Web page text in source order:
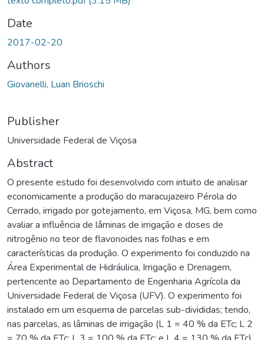
Date
2017-02-20
Authors
Giovanelli, Luan Brioschi
Publisher
Universidade Federal de Viçosa
Abstract
O presente estudo foi desenvolvido com intuito de analisar
economicamente a produção do maracujazeiro Pérola do
Cerrado, irrigado por gotejamento, em Viçosa, MG, bem como
avaliar a influência de lâminas de irrigação e doses de
nitrogênio no teor de flavonoides nas folhas e em
características da produção. O experimento foi conduzido na
Área Experimental de Hidráulica, Irrigação e Drenagem,
pertencente ao Departamento de Engenharia Agrícola da
Universidade Federal de Viçosa (UFV). O experimento foi
instalado em um esquema de parcelas sub-divididas; tendo,
nas parcelas, as lâminas de irrigação (L 1 = 40 % da ETc; L 2